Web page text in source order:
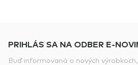
PRIHLÁS SA NA ODBER E-
Buď informovaná o nových